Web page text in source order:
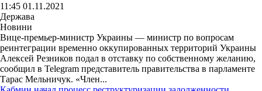
11:45 01.11.2021
Держава
Новини
Вице-премьер-министр Украины — министр по вопросам
реинтеграции временно оккупированных территорий Украины
Алексей Резников подал в отставку по собственному желанию,
сообщил в Telegram представитель правительства в парламенте
Тарас Мельничук. «Член...